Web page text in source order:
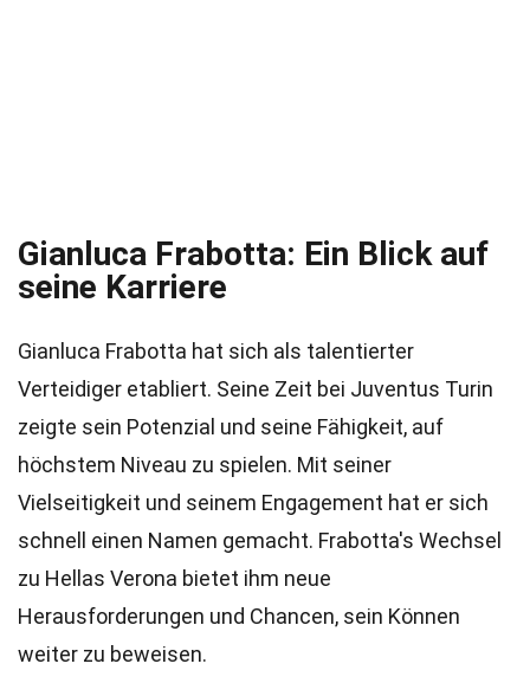
Gianluca Frabotta: Ein Blick auf
seine Karriere
Gianluca Frabotta hat sich als talentierter
Verteidiger etabliert. Seine Zeit bei Juventus Turin
zeigte sein Potenzial und seine Fähigkeit, auf
höchstem Niveau zu spielen. Mit seiner
Vielseitigkeit und seinem Engagement hat er sich
schnell einen Namen gemacht. Frabotta's Wechsel
zu Hellas Verona bietet ihm neue
Herausforderungen und Chancen, sein Können
weiter zu beweisen.